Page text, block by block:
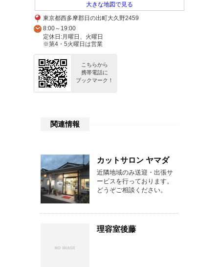
大きな地図で見る
東京都西多摩郡日の出町大久野2459
8:00～19:00
定休日:月曜日、火曜日
※第4・5火曜日は営業
こちらから
携帯電話に
ブックマーク！
関連情報
カットサロン ヤマダ
近隣地域のみ送迎・出張サ
ービスを行っております。
どうぞご相談ください。
理容室後藤